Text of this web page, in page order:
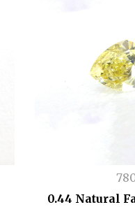
0.44 Natural